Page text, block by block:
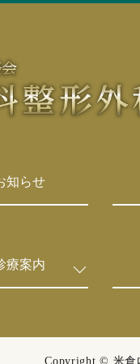
知らせ
療案内
Copyright © 米倉